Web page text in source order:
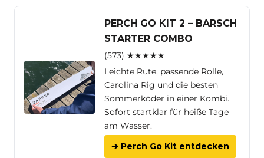
PERCH GO KIT 2 – BARSCH
STARTER COMBO
(573) ★★★★★
Leichte Rute, passende Rolle,
Carolina Rig und die besten
Sommerköder in einer Kombi.
Sofort startklar für heiße Tage
am Wasser.
➔ Perch Go Kit entdecken